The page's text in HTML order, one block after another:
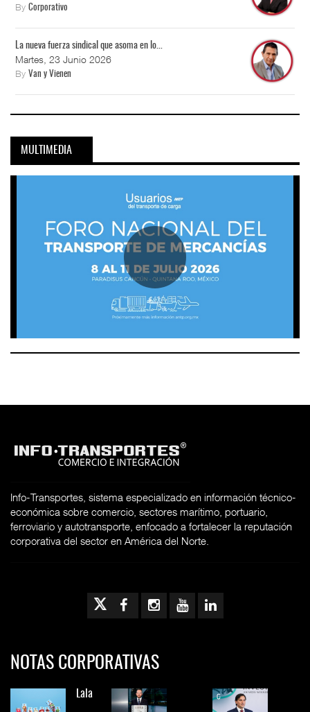
By Corporativo
La nueva fuerza sindical que asoma en lo...
Martes, 23 Junio 2026
By Van y Vienen
MULTIMEDIA
Info-Transportes, sistema especializado en información técnico-
económica sobre comercio, sectores marítimo, portuario,
ferroviario y autotransporte, enfocado a fortalecer la reputación
corporativa del sector en América del Norte.
NOTAS CORPORATIVAS
Lala